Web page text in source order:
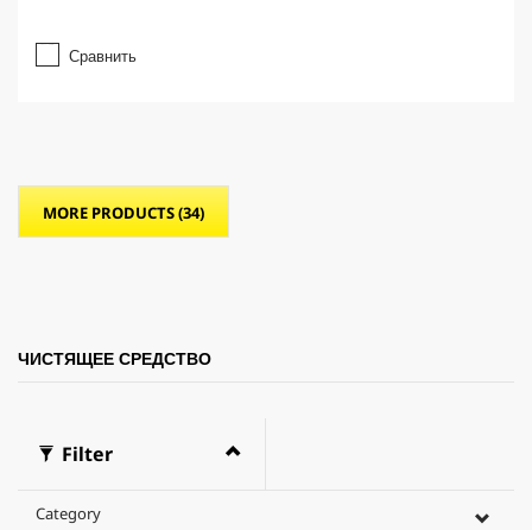
Сравнить
MORE PRODUCTS (34)
ЧИСТЯЩЕЕ СРЕДСТВО
Filter
Category